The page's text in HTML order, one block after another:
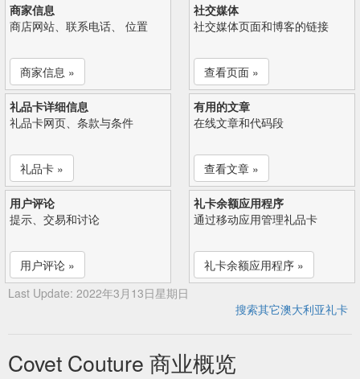
商家信息
商店网站、联系电话、 位置
商家信息 »
社交媒体
社交媒体页面和博客的链接
查看页面 »
礼品卡详细信息
礼品卡网页、条款与条件
礼品卡 »
有用的文章
在线文章和代码段
查看文章 »
用户评论
提示、交易和讨论
用户评论 »
礼卡余额应用程序
通过移动应用管理礼品卡
礼卡余额应用程序 »
Last Update: 2022年3月13日星期日
搜索其它澳大利亚礼卡
Covet Couture 商业概览